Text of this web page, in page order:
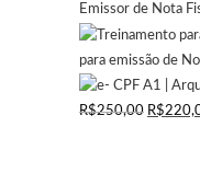
Emissor de Nota
para emissão de
R$250,00 O
R$